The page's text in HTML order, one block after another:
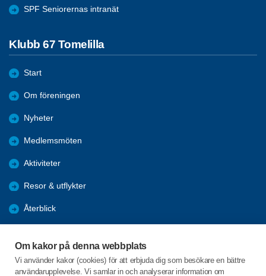
Om kakor på denna webbplats
Vi använder kakor (cookies) för att erbjuda dig som besökare en bättre
användarupplevelse. Vi samlar in och analyserar information om
SPF Seniorernas intranät
Klubb 67 Tomelilla
Start
Om föreningen
Nyheter
Medlemsmöten
Aktiviteter
Resor & utflykter
Återblick
Bli medlem